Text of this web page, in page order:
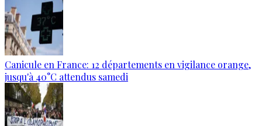
Canicule en France: 12 départements en vigilance orange,
jusqu'à 40°C attendus samedi